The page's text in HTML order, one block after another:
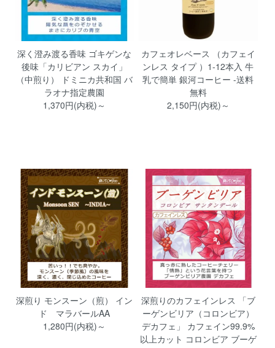
深く澄み渡る香味 ゴキゲンな
後味「カリビアン スカイ」
（中煎り） ドミニカ共和国 バ
ラオナ指定農園
1,370円(内税)～
カフェオレベース （カフェイ
ンレス タイプ ）1-12本入 牛
乳で簡単 銀河コーヒー -送料
無料
2,150円(内税)～
深煎り モンスーン（煎） イン
ド マラバールAA
1,280円(内税)～
深煎りのカフェインレス 「ブ
ーゲンビリア（コロンビア）
デカフェ」 カフェイン99.9%
以上カット コロンビア ブーゲ